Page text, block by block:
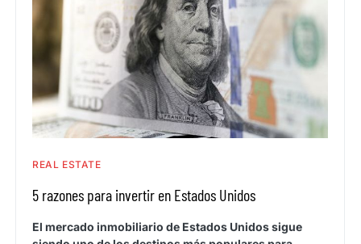
REAL ESTATE
5 razones para invertir en Estados Unidos
El mercado inmobiliario de Estados Unidos sigue